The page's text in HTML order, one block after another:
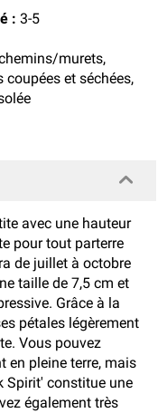
: 3-5
murets,
coupées et séchées,
avec une hauteur
pour tout parterre
de juillet à octobre
taille de 7,5 cm et
Grâce à la
pétales légèrement
Vous pouvez
en pleine terre, mais
Spirit' constitue une
également très